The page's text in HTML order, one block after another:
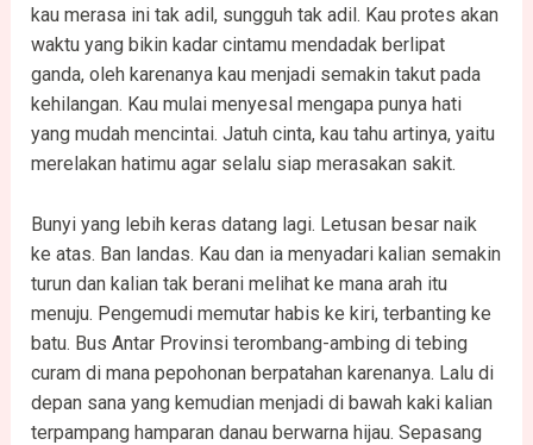
kau merasa ini tak adil, sungguh tak adil. Kau protes akan
waktu yang bikin kadar cintamu mendadak berlipat
ganda, oleh karenanya kau menjadi semakin takut pada
kehilangan. Kau mulai menyesal mengapa punya hati
yang mudah mencintai. Jatuh cinta, kau tahu artinya, yaitu
merelakan hatimu agar selalu siap merasakan sakit.
Bunyi yang lebih keras datang lagi. Letusan besar naik
ke atas. Ban landas. Kau dan ia menyadari kalian semakin
turun dan kalian tak berani melihat ke mana arah itu
menuju. Pengemudi memutar habis ke kiri, terbanting ke
batu. Bus Antar Provinsi terombang-ambing di tebing
curam di mana pepohonan berpatahan karenanya. Lalu di
depan sana yang kemudian menjadi di bawah kaki kalian
terpampang hamparan danau berwarna hijau. Sepasang